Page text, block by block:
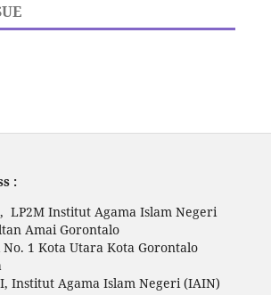
:
LP2M Institut Agama Islam Negeri
Amai Gorontalo
No. 1 Kota Utara Kota Gorontalo
Institut Agama Islam Negeri (IAIN)